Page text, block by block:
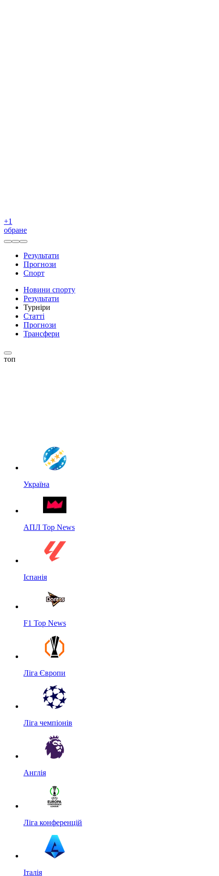
+1
обране
Результати
Прогнози
Спорт
Новини спорту
Результати
Турніри
Статті
Прогнози
Трансфери
топ
Україна
АПЛ Top News
Іспанія
F1 Top News
Ліга Європи
Ліга чемпіонів
Англія
Ліга конференцій
Італія